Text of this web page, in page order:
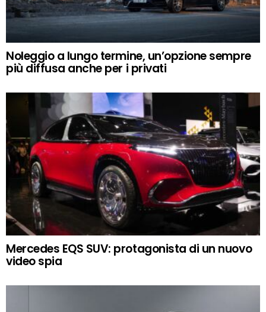
Noleggio a lungo termine, un’opzione sempre
più diffusa anche per i privati
Mercedes EQS SUV: protagonista di un nuovo
video spia